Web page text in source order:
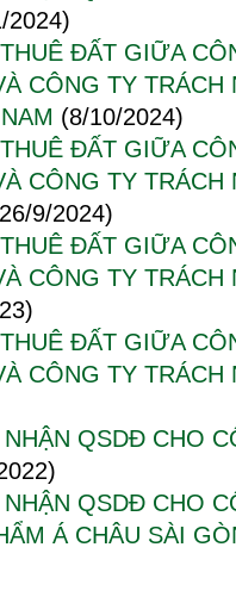
2024)
ĐẤT GIỮA
CÔNG TY TRÁCH
(8/10/2024)
ĐẤT GIỮA
CÔNG TY TRÁCH
9/2024)
ĐẤT GIỮA
CÔNG TY
ĐẤT GIỮA
CÔNG TY
QSDĐ CHO
QSDĐ CHO
Á CHÂU SÀI